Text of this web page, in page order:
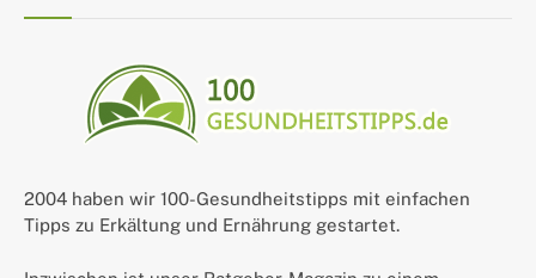
2004 haben wir 100-Gesundheitstipps mit einfachen
Tipps zu Erkältung und Ernährung gestartet.